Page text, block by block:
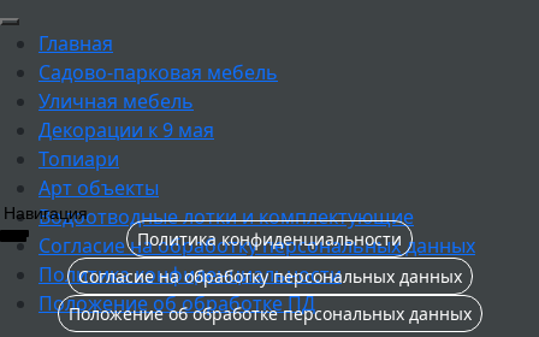
Навигация
Главная
Садово-парковая мебель
Уличная мебель
Декорации к 9 мая
Топиари
Арт объекты
Водоотводные лотки и комплектующие
Согласие на обработку персональных данных
Политика конфиденциальности
Положение об обработке ПД
Политика конфиденциальности
Согласие на обработку персональных данных
Положение об обработке персональных данных